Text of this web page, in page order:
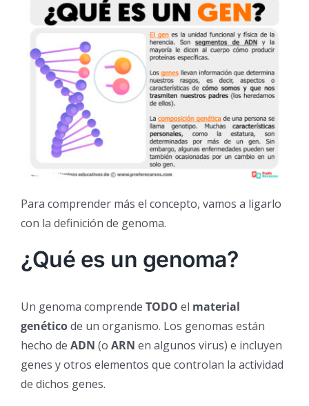
Para comprender más el concepto, vamos a ligarlo
con la definición de genoma.
¿Qué es un genoma?
Un genoma comprende TODO el material
genéticode un organismo. Los genomas están
hecho de ADN (o ARN en algunos virus) e incluyen
genes y otros elementos que controlan la actividad
de dichos genes.